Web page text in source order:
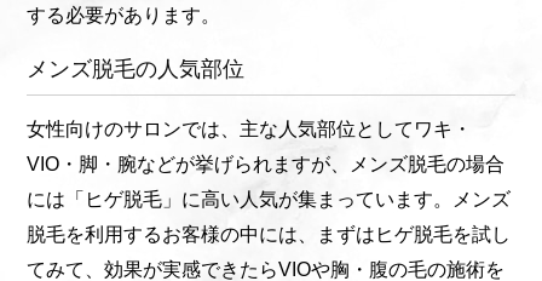
する必要があります。
メンズ脱毛の人気部位
女性向けのサロンでは、主な人気部位としてワキ・
VIO・脚・腕などが挙げられますが、メンズ脱毛の場合
には「ヒゲ脱毛」に高い人気が集まっています。メンズ
脱毛を利用するお客様の中には、まずはヒゲ脱毛を試し
てみて、効果が実感できたらVIOや胸・腹の毛の施術を